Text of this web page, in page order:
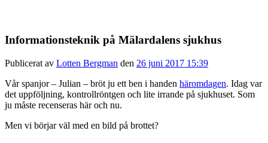
Informationsteknik på Mälardalens sjukhus
Publicerat av Lotten Bergman den 26 juni 2017 15:39
Vår spanjor – Julian – bröt ju ett ben i handen häromdagen. Idag var
det uppföljning, kontrollröntgen och lite irrande på sjukhuset. Som
ju måste recenseras här och nu.
Men vi börjar väl med en bild på brottet?